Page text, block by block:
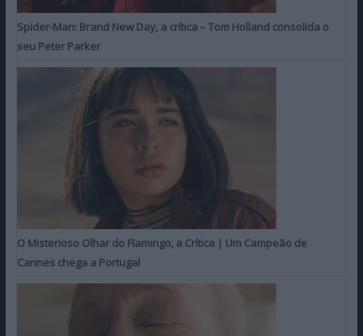
Spider-Man: Brand New Day, a crítica – Tom Holland consolida o
seu Peter Parker
O Misterioso Olhar do Flamingo, a Crítica | Um Campeão de
Cannes chega a Portugal